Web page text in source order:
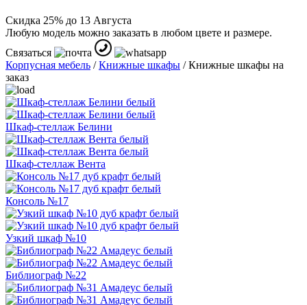
Скидка 25% до 13 Августа
Любую модель можно заказать в любом цвете и размере.
Связаться
Корпусная мебель /Книжные шкафы /Книжные шкафы на
заказ
Шкаф-стеллаж Белини
Шкаф-стеллаж Вента
Консоль №17
Узкий шкаф №10
Библиограф №22